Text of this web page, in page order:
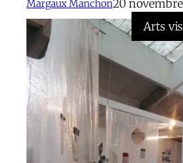
Margaux Manchon20
Arts